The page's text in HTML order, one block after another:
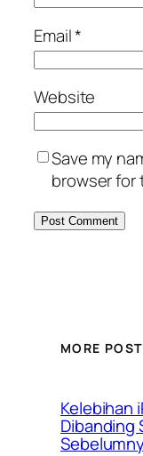
Email*
Website
Save my
browser for
MORE
Kelebihan
Dibanding